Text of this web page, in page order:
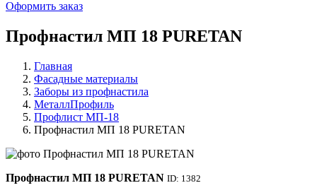
Оформить заказ
Профнастил МП 18 PURETAN
Главная
Фасадные материалы
Заборы из профнастила
МеталлПрофиль
Профлист МП-18
Профнастил МП 18 PURETAN
Профнастил МП 18 PURETAN ID: 1382